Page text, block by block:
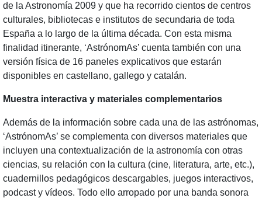
de la Astronomía 2009 y que ha recorrido cientos de centros
culturales, bibliotecas e institutos de secundaria de toda
España a lo largo de la última década. Con esta misma
finalidad itinerante, ‘AstrónomAs’ cuenta también con una
versión física de 16 paneles explicativos que estarán
disponibles en castellano, gallego y catalán.
Muestra interactiva y materiales complementarios
Además de la información sobre cada una de las astrónomas,
‘AstrónomAs’ se complementa con diversos materiales que
incluyen una contextualización de la astronomía con otras
ciencias, su relación con la cultura (cine, literatura, arte, etc.),
cuadernillos pedagógicos descargables, juegos interactivos,
podcast y vídeos. Todo ello arropado por una banda sonora